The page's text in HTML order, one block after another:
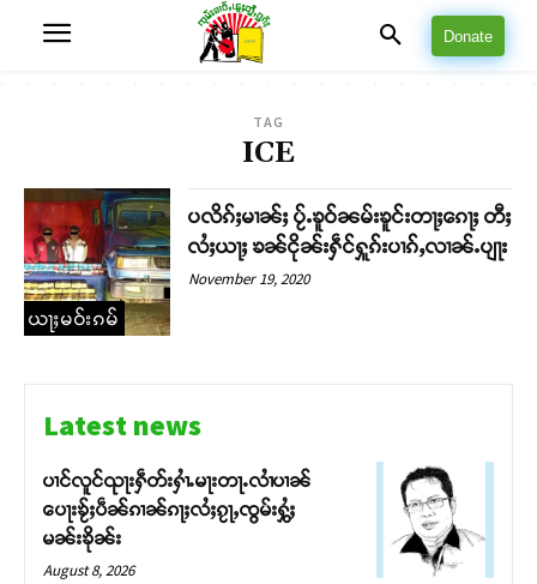
Donate
TAG
ICE
ယႃႈမဝ်းၵမ်
ပလိၵ်ႈမၢၼ်ႈ ပႂ်ႉၶူဝ်ၼမ်းၶူင်းတႃႈၵေႃႈ တီႈ
လႆႈယႃႈ ၶၼ်ငိုၼ်းႁဵင်ႁူၵ်းပၢၵ်ႇလၢၼ်ႉပျႃး
November 19, 2020
Latest news
ပၢင်လူင်ၺႃးႁဵတ်းႁၢႆႉမႃးတႃႉလၢႆပၢၼ် ​​
ပေႃးၶႂ်ႈပဵၼ်ၵၢၼ်ၵႃႈလႆႈၵႂႃႇၸွမ်းႁွႆႈ
မၼ်းၶိုၼ်း
August 8, 2026